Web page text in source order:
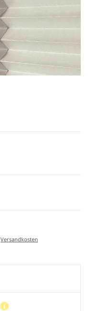
Versandkosten